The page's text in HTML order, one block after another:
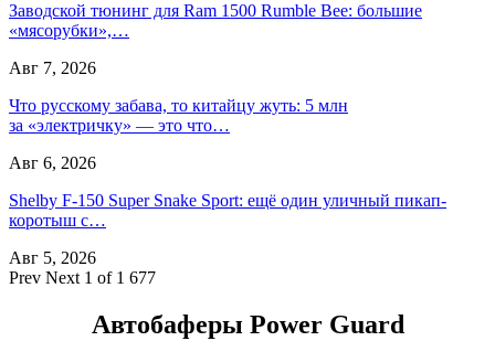
Заводской тюнинг для Ram 1500 Rumble Bee: большие
«мясорубки»,…
Авг 7, 2026
Что русскому забава, то китайцу жуть: 5 млн
за «электричку» — это что…
Авг 6, 2026
Shelby F-150 Super Snake Sport: ещё один уличный пикап-
коротыш с…
Авг 5, 2026
Prev Next 1 of 1 677
Автобаферы Power Guard